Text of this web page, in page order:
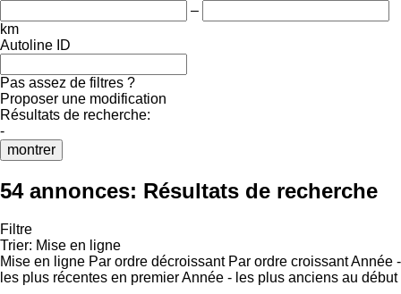
–
km
Autoline ID
Pas assez de filtres ?
Proposer une modification
Résultats de recherche:
-
montrer
54 annonces: Résultats de recherche
Filtre
Trier: Mise en ligne
Mise en ligne Par ordre décroissant Par ordre croissantAnnée -
les plus récentes en premierAnnée - les plus anciens au début